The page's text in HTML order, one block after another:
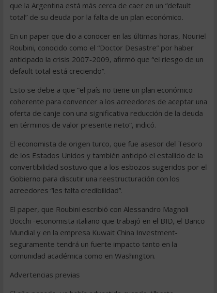
que la Argentina está más cerca de caer en un “default
total” de su deuda por la falta de un plan económico.
En un paper que dio a conocer en las últimas horas, Nouriel
Roubini, conocido como el “Doctor Desastre” por haber
anticipado la crisis 2007-2009, afirmó que “el riesgo de un
default total está creciendo”.
Esto se debe a que “el país no tiene un plan económico
coherente para convencer a los acreedores de aceptar una
oferta de canje con una significativa reducción de la deuda
en términos de valor presente neto”, indicó.
El economista de origen turco, que fue asesor del Tesoro
de los Estados Unidos y también anticipó el estallido de la
convertibilidad sostuvo que a los esbozos sugeridos por el
Gobierno para discutir una reestructuración con los
acreedores “les falta credibilidad”.
El paper, que Roubini escribió con Alessandro Magnoli
Bocchi -economista italiano que trabajó en el BID, el Banco
Mundial y en la empresa Kuwait China Investment-
seguramente tendrá un fuerte impacto tanto en la
comunidad académica como en Washington.
Advertencias previas